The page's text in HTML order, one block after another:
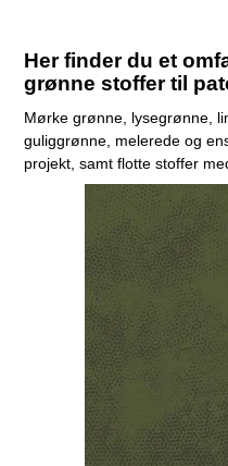
Her finder du et
grønne stoffer til
Mørke grønne, lysegrønne,
guliggrønne, melerede og
projekt, samt flotte stoffer